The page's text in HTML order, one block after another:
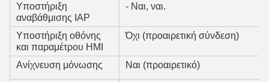
Υποστήριξη
αναβάθμισης IAP
- Ναι, ναι.
Υποστήριξη οθόνης
και παραμέτρου HMI
Όχι (προαιρετική σύνδεση)
Ανίχνευση μόνωσης Ναι (προαιρετικό)